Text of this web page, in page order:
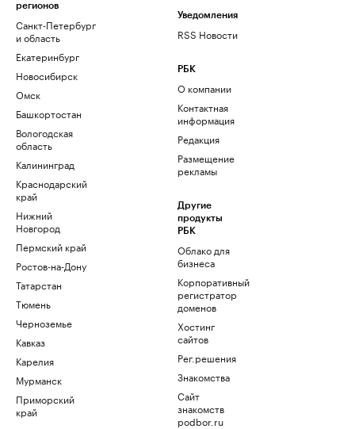
регионов
Санкт-Петербург
и область
Екатеринбург
Новосибирск
Омск
Башкортостан
Вологодская
область
Калининград
Краснодарский
край
Нижний
Новгород
Пермский край
Ростов-на-Дону
Татарстан
Тюмень
Черноземье
Кавказ
Карелия
Мурманск
Приморский
край
Уведомления
RSS Новости
РБК
О компании
Контактная
информация
Редакция
Размещение
рекламы
Другие
продукты
РБК
Облако для
бизнеса
Корпоративный
регистратор
доменов
Хостинг
сайтов
Рег.решения
Знакомства
Сайт
знакомств
podbor.ru